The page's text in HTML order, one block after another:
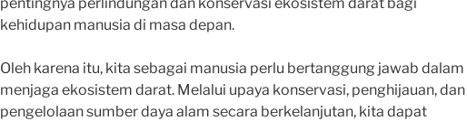
kehidupan manusia di masa depan.
Oleh karena itu, kita sebagai manusia perlu bertanggung jawab dalam
menjaga ekosistem darat. Melalui upaya konservasi, penghijauan, dan
pengelolaan sumber daya alam secara berkelanjutan, kita dapat